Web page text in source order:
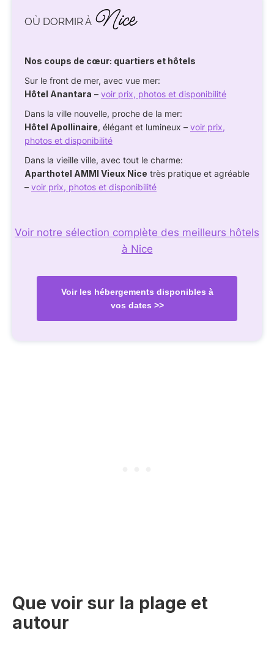
OÙ DORMIR À Nice
Nos coups de cœur: quartiers et hôtels
Sur le front de mer, avec vue mer:
Hôtel Anantara – voir prix, photos et disponibilité
Dans la ville nouvelle, proche de la mer:
Hôtel Apollinaire, élégant et lumineux – voir prix,
photos et disponibilité
Dans la vieille ville, avec tout le charme:
Aparthotel AMMI Vieux Nice très pratique et agréable
– voir prix, photos et disponibilité
Voir notre sélection complète des meilleurs hôtels
à Nice
Voir les hébergements disponibles à
vos dates >>
Que voir sur la plage et
autour